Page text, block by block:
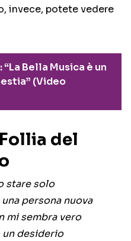
invece, potete vedere
Bella Musica è un
(Video
del
stare solo
persona nuova
mi sembra vero
desiderio